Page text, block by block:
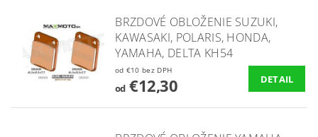
BRZDOVÉ OBLOŽENIE SUZUKI,
KAWASAKI, POLARIS, HONDA,
YAMAHA, DELTA KH54
od €10 bez DPH
od€12,30 DETAIL